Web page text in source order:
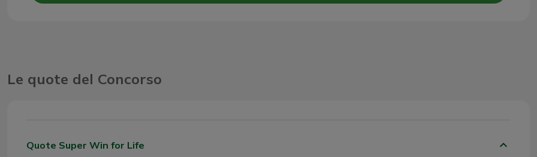
Le quote del Concorso
Quote Super Win for Life keyboard_arrow_down